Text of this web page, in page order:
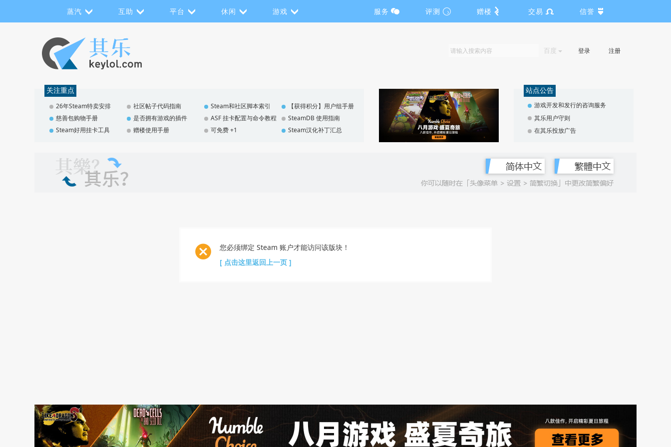
蒸汽 互助 平台 休闲 游戏 服务 评测 赠楼 交易 信誉
百度 登录 注册
关注重点
26年Steam特卖安排 社区帖子代码指南 Steam和社区脚本索引
【获得积分】用户组手册
慈善包购物手册
是否拥有游戏的插件 ASF 挂卡配置与命令教程
SteamDB 使用指南
Steam好用挂卡工具
赠楼使用手册 可免费 +1 Steam汉化补丁汇总
站点公告
游戏开发和发行的咨询服务
其乐用户守则
在其乐投放广告
您必须绑定 Steam 账户才能访问该版块！
[ 点击这里返回上一页 ]